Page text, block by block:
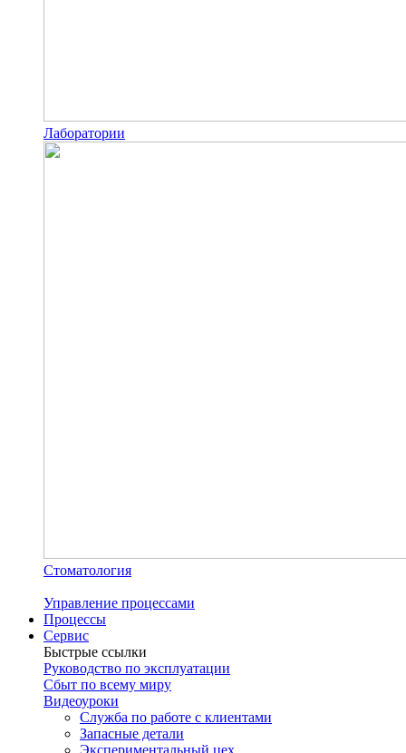
Лаборатории
Стоматология
Управление процессами
Процессы
Сервис
Быстрые ссылки
Руководство по эксплуатации
Сбыт по всему миру
Видеоуроки
Служба по работе с клиентами
Запасные детали
Экспериментальный цех